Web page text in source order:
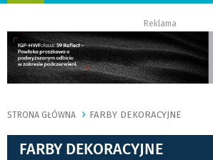
Reklama
STRONA GŁÓWNA FARBY DEKORACYJNE
FARBY DEKORACYJNE